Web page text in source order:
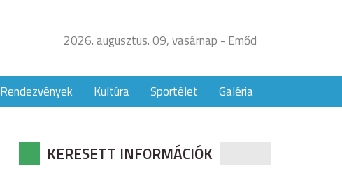
2026. augusztus. 09, vasárnap - Emőd
Rendezvények Kultúra Sportélet Galéria
KERESETT INFORMÁCIÓK